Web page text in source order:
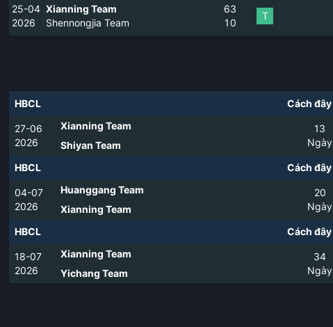
25-04
2026
Xianning Team
Shennongjia Team
6
1
3
0
T
HBCL Cách đây
27-06
2026
Xianning Team
Shiyan Team
13
Ngày
HBCL Cách đây
04-07
2026
Huanggang Team
Xianning Team
20
Ngày
HBCL Cách đây
18-07
2026
Xianning Team
Yichang Team
34
Ngày